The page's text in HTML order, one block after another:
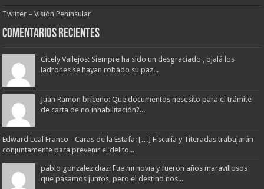
Twitter – Visión Peninsular
Comentarios Recientes
Cicely Vallejos: Siempre ha sido un desgraciado , ojalá los
ladrones se hayan robado su paz...
Juan Ramon briceño: Que documentos nesesito para el trámite
de carta de no inhabilitación?...
Edward Leal Franco - Caras de la Estafa: […] Fiscalía y Titeradas trabajarán
conjuntamente para prevenir el delito...
pablo gonzalez diaz: Fue mi novia y fueron años maravillosos
que pasamos juntos, pero el destino nos...